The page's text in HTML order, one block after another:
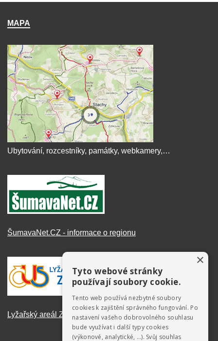
MAPA
Ubytování, rozcestníky, památky, webkamery,…
ŠumavaNet.CZ - informace o regionu
Lyžařský areál Zadov
×
Tyto webové stránky
používají soubory cookie.
Tento web používá nezbytné soubory
cookies k zajištění správného fungování. Po
nastavení vašeho dobrovolného souhlasu
bude využívat i další typy cookies
(výkonové, analytické, …). Svůj souhlas